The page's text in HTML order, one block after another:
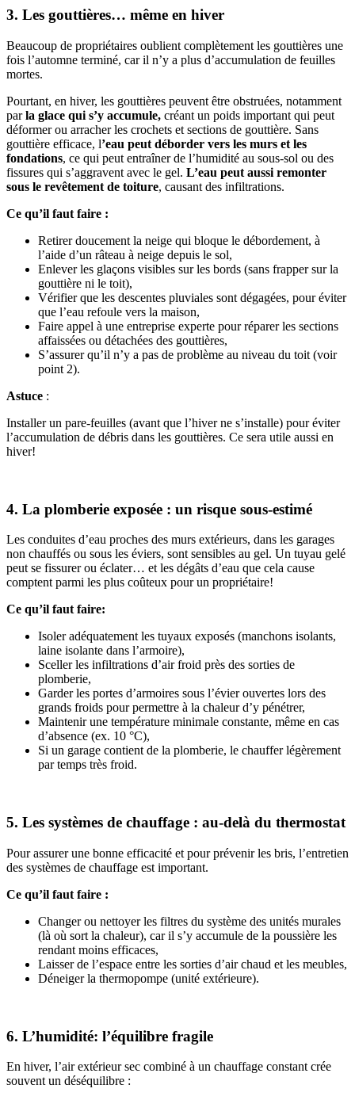
3. Les gouttières… même en hiver
Beaucoup de propriétaires oublient complètement les gouttières une
fois l’automne terminé, car il n’y a plus d’accumulation de feuilles
mortes.
Pourtant, en hiver, les gouttières peuvent être obstruées, notamment
parla glace qui s’y accumule, créant un poids important qui peut
déformer ou arracher les crochets et sections de gouttière. Sans
gouttière efficace, l’eau peut déborder vers les murs et les
fondations, ce qui peut entraîner de l’humidité au sous-sol ou des
fissures qui s’aggravent avec le gel. L’eau peut aussi remonter
sous le revêtement de toiture, causant des infiltrations.
Ce qu’il faut faire :
Retirer doucement la neige qui bloque le débordement, à
l’aide d’un râteau à neige depuis le sol,
Enlever les glaçons visibles sur les bords (sans frapper sur la
gouttière ni le toit),
Vérifier que les descentes pluviales sont dégagées, pour éviter
que l’eau refoule vers la maison,
Faire appel à une entreprise experte pour réparer les sections
affaissées ou détachées des gouttières,
S’assurer qu’il n’y a pas de problème au niveau du toit (voir
point 2).
Astuce :
Installer un pare-feuilles (avant que l’hiver ne s’installe) pour éviter
l’accumulation de débris dans les gouttières. Ce sera utile aussi en
hiver!
4. La plomberie exposée : un risque sous-estimé
Les conduites d’eau proches des murs extérieurs, dans les garages
non chauffés ou sous les éviers, sont sensibles au gel. Un tuyau gelé
peut se fissurer ou éclater… et les dégâts d’eau que cela cause
comptent parmi les plus coûteux pour un propriétaire!
Ce qu’il faut faire:
Isoler adéquatement les tuyaux exposés (manchons isolants,
laine isolante dans l’armoire),
Sceller les infiltrations d’air froid près des sorties de
plomberie,
Garder les portes d’armoires sous l’évier ouvertes lors des
grands froids pour permettre à la chaleur d’y pénétrer,
Maintenir une température minimale constante, même en cas
d’absence (ex. 10 °C),
Si un garage contient de la plomberie, le chauffer légèrement
par temps très froid.
5. Les systèmes de chauffage : au-delà du thermostat
Pour assurer une bonne efficacité et pour prévenir les bris, l’entretien
des systèmes de chauffage est important.
Ce qu’il faut faire :
Changer ou nettoyer les filtres du système des unités murales
(là où sort la chaleur), car il s’y accumule de la poussière les
rendant moins efficaces,
Laisser de l’espace entre les sorties d’air chaud et les meubles,
Déneiger la thermopompe (unité extérieure).
6. L’humidité: l’équilibre fragile
En hiver, l’air extérieur sec combiné à un chauffage constant crée
souvent un déséquilibre :